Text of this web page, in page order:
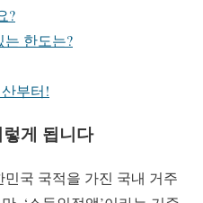
?
는 한도는?
부터!
게 됩니다
국 국적을 가진 국내 거주